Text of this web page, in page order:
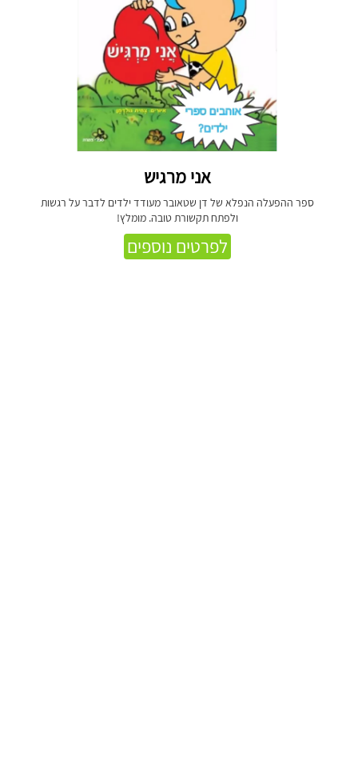
אני מרגיש
ספר ההפעלה הנפלא של דן שטאובר מעודד ילדים לדבר על רגשות
ולפתח תקשורת טובה. מומלץ!
לפרטים נוספים